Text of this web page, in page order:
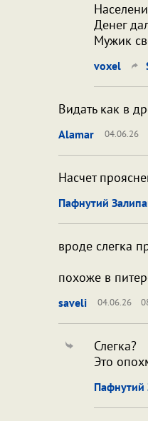
Денег
Мужик
voxel
Видать как в
Alamar 04.06.26
Насчет
Пафнутий
вроде слегка
похоже в
saveli 04.06.26
Слегка?
Это
Пафнутий